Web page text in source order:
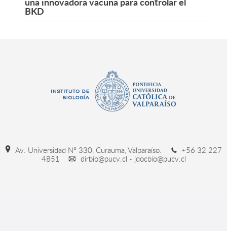
BKD
Av. Universidad Nº 330, Curauma, Valparaíso.
+56 32 227
4851
dirbio@pucv.cl - jdocbio@pucv.cl